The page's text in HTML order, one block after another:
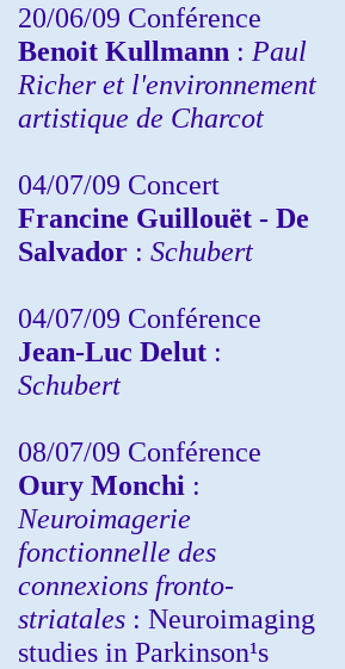
20/06/09 Conférence
Benoit Kullmann : Paul
Richer et l'environnement
artistique de Charcot
04/07/09 Concert
Francine Guillouët - De
Salvador : Schubert
04/07/09 Conférence
Jean-Luc Delut :
Schubert
08/07/09 Conférence
Oury Monchi :
Neuroimagerie
fonctionnelle des
connexions fronto-
striatales : Neuroimaging
studies in Parkinson¹s